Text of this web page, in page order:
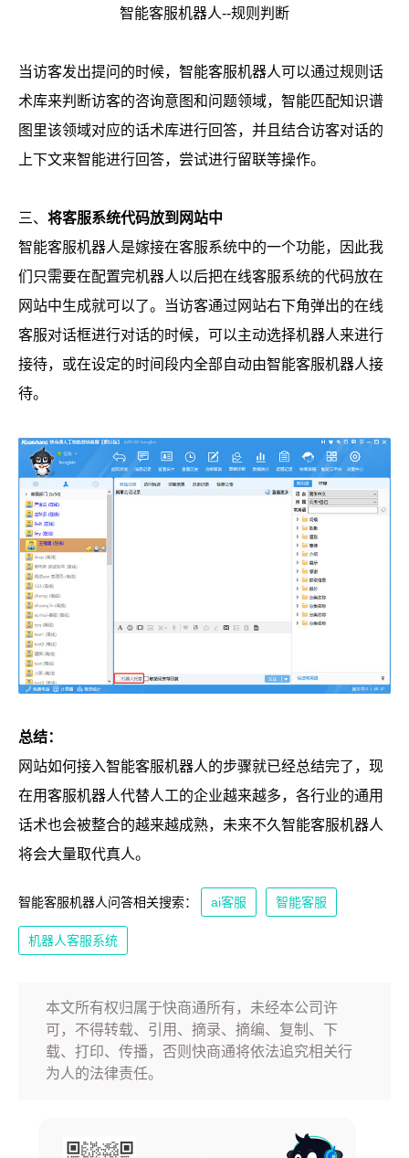
智能客服机器人--规则判断
当访客发出提问的时候，智能客服机器人可以通过规则话
术库来判断访客的咨询意图和问题领域，智能匹配知识谱
图里该领域对应的话术库进行回答，并且结合访客对话的
上下文来智能进行回答，尝试进行留联等操作。
三、 将客服系统代码放到网站中
智能客服机器人是嫁接在客服系统中的一个功能，因此我
们只需要在配置完机器人以后把在线客服系统的代码放在
网站中生成就可以了。当访客通过网站右下角弹出的在线
客服对话框进行对话的时候，可以主动选择机器人来进行
接待，或在设定的时间段内全部自动由智能客服机器人接
待。
总结：
网站如何接入智能客服机器人的步骤就已经总结完了，现
在用客服机器人代替人工的企业越来越多，各行业的通用
话术也会被整合的越来越成熟，未来不久智能客服机器人
将会大量取代真人。
智能客服机器人问答相关搜索： ai客服 智能客服
机器人客服系统
本文所有权归属于快商通所有，未经本公司许
可，不得转载、引用、摘录、摘编、复制、下
载、打印、传播，否则快商通将依法追究相关行
为人的法律责任。